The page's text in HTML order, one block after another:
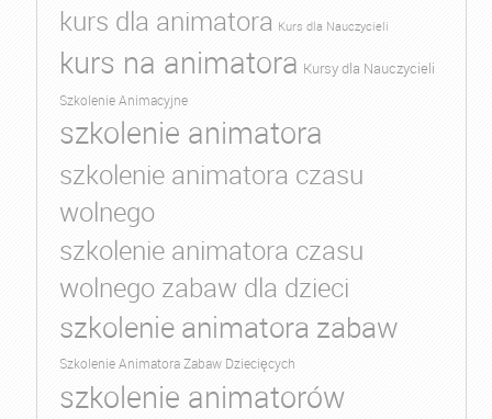
kurs dla animatora Kurs dla Nauczycieli
kurs na animatora Kursy dla Nauczycieli
Szkolenie Animacyjne
szkolenie animatora
szkolenie animatora czasu
wolnego
szkolenie animatora czasu
wolnego zabaw dla dzieci
szkolenie animatora zabaw
Szkolenie Animatora Zabaw Dziecięcych
szkolenie animatorów